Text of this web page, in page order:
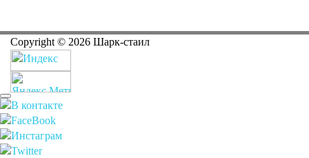
Copyright © 2026 Шарк-стаил